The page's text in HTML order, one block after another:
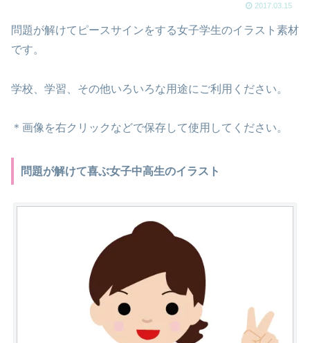
2017.03.15
問題が解けてピースサインをする女子学生のイラスト素材
です。
学校、学習、その他いろいろな用途にご利用ください。
＊画像を右クリックなどで保存して使用してください。
問題が解けて喜ぶ女子中高生のイラスト